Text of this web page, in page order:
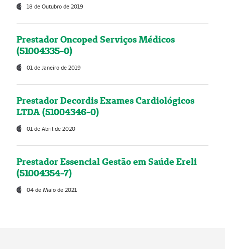
18 de Outubro de 2019
Prestador Oncoped Serviços Médicos
(51004335-0)
01 de Janeiro de 2019
Prestador Decordis Exames Cardiológicos
LTDA (51004346-0)
01 de Abril de 2020
Prestador Essencial Gestão em Saúde Ereli
(51004354-7)
04 de Maio de 2021